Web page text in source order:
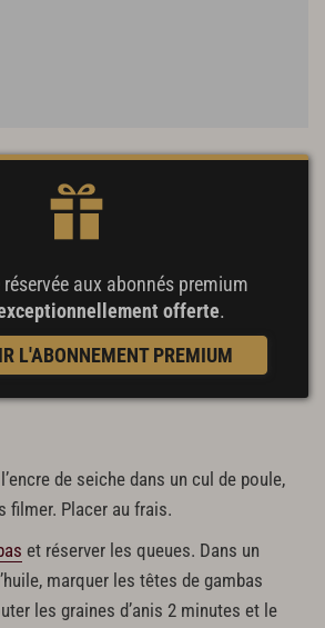
réservée aux abonnés premium
offerte.
L'ABONNEMENT PREMIUM
de seiche dans un cul de poule,
filmer. Placer au frais.
et réserver les queues. Dans un
marquer les têtes de gambas
les graines d’anis 2 minutes et le